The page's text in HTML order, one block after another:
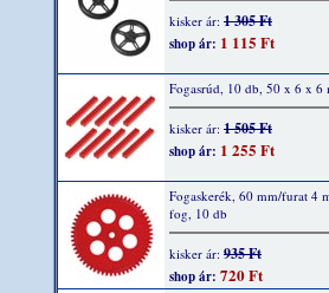
kisker ár: 1 305 Ft
shop ár: 1 115 Ft
Fogasrúd, 10 db, 50 x 6 x 6
kisker ár: 1 505 Ft
shop ár: 1 255 Ft
Fogaskerék, 60 mm/furat 4
fog, 10 db
kisker ár: 935 Ft
shop ár: 720 Ft